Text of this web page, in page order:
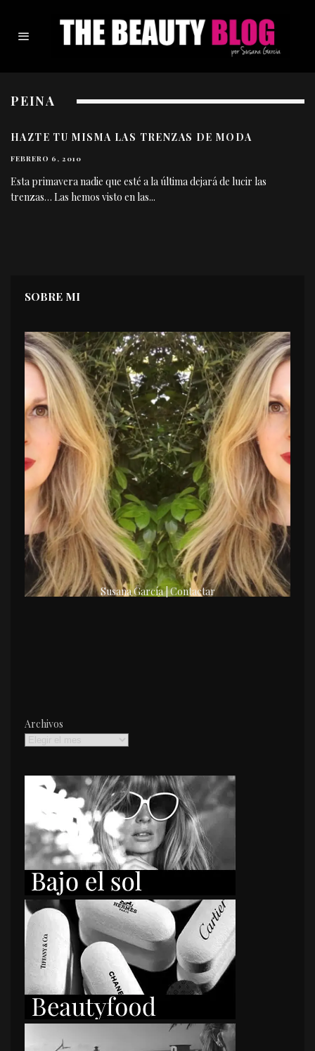
PEINA
HAZTE TU MISMA LAS TRENZAS DE MODA
FEBRERO 6, 2010
Esta primavera nadie que esté a la última dejará de lucir las
trenzas… Las hemos visto en las...
SOBRE MI
Susana García | Contactar
Archivos